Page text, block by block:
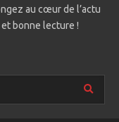
au cœur de l’actu
bonne lecture !